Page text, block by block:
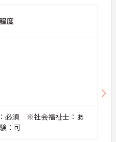
度
必須 ※社会福祉士：あ
：可